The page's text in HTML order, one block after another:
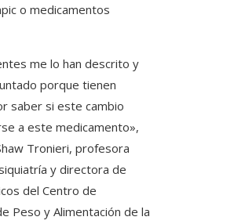
o medicamentos
me lo han descrito y
porque tienen
saber si este cambio
a este medicamento»,
Tronieri, profesora
y directora de
del Centro de
Peso y Alimentación de la